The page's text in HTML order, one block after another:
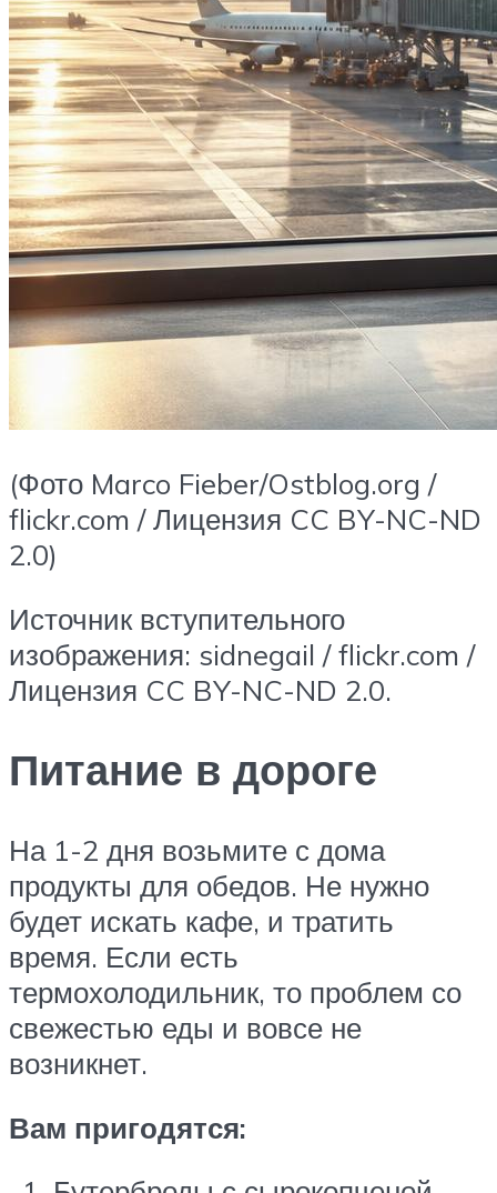
(Фото Marco Fieber/Ostblog.org /
flickr.com / Лицензия CC BY-NC-ND
2.0)
Источник вступительного
изображения: sidnegail / flickr.com /
Лицензия CC BY-NC-ND 2.0.
Питание в дороге
На 1-2 дня возьмите с дома
продукты для обедов. Не нужно
будет искать кафе, и тратить
время. Если есть
термохолодильник, то проблем со
свежестью еды и вовсе не
возникнет.
Вам пригодятся: